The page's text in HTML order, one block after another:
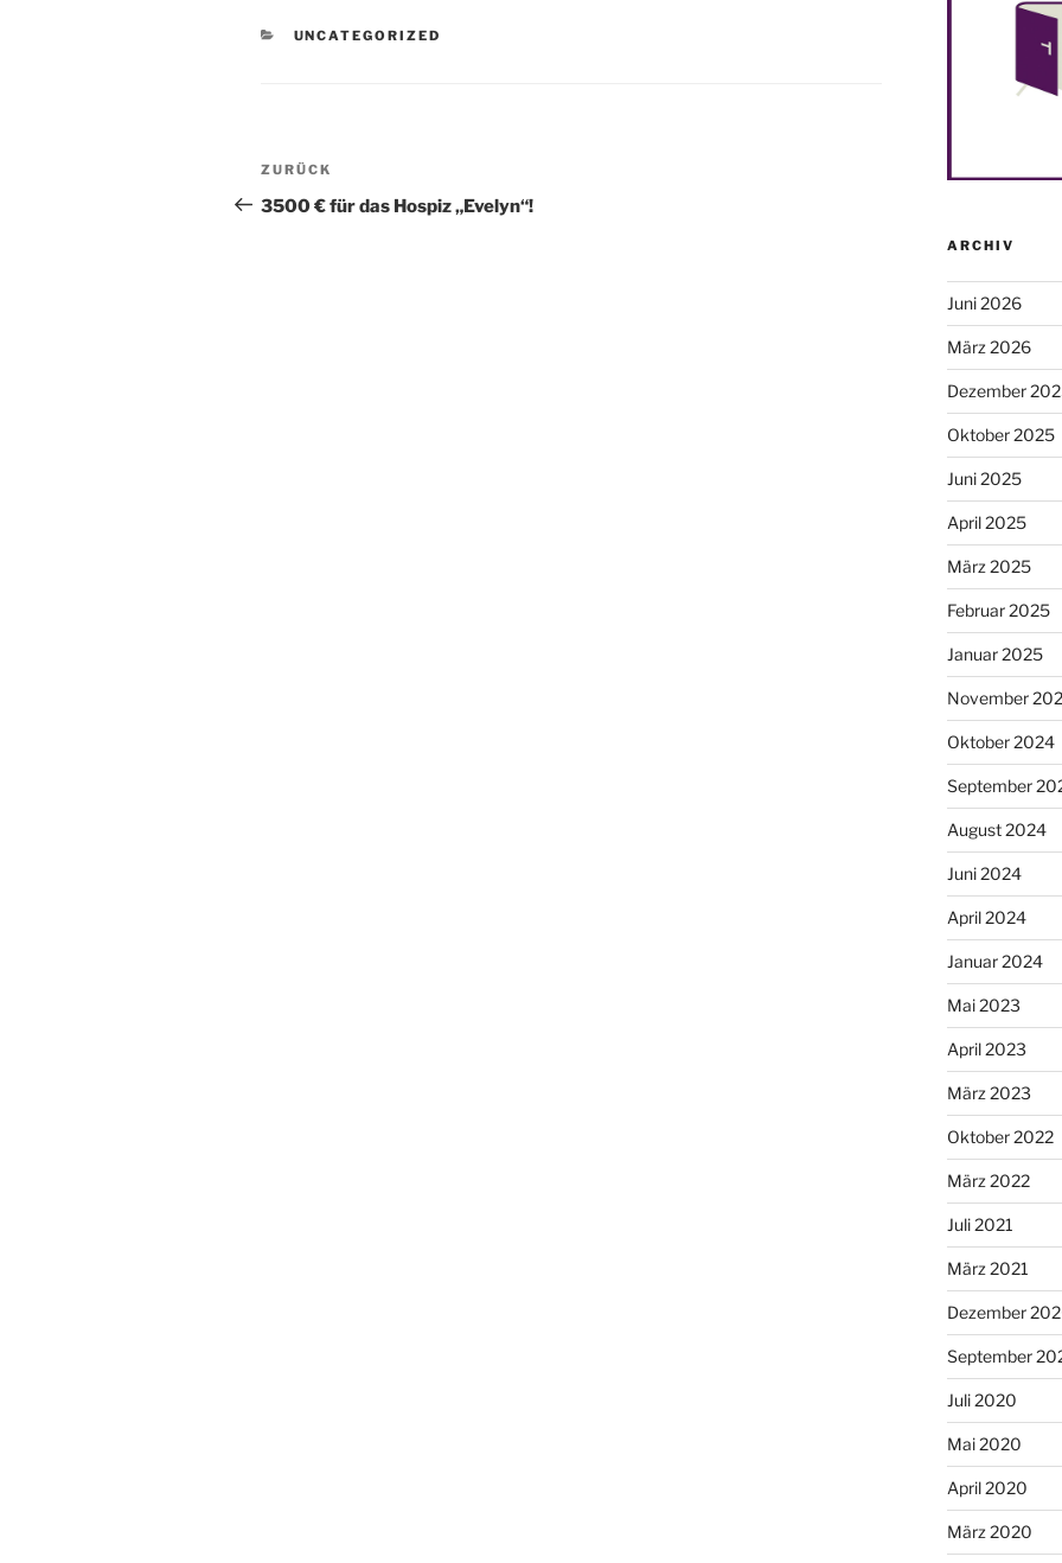
KATEGORIEN
UNCATEGORIZED
Beitragsnavigation
Vorheriger
Beitrag
ZURÜCK
3500 € für das Hospiz „Evelyn“!
ARCHIV
Juni 2026
März 2026
Dezember
Oktober 2025
Juni 2025
April 2025
März 2025
Februar 2025
Januar 2025
November
Oktober 2024
September
August 2024
Juni 2024
April 2024
Januar 2024
Mai 2023
April 2023
März 2023
Oktober 2022
März 2022
Juli 2021
März 2021
Dezember
September
Juli 2020
Mai 2020
April 2020
März 2020